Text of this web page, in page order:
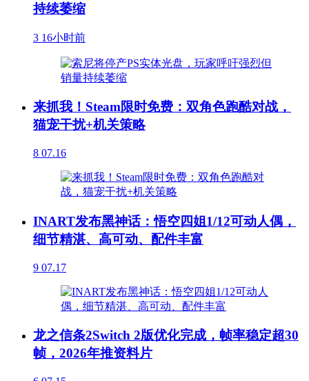
持续萎缩
3 16小时前
来抓我！Steam限时免费：双角色跑酷对战，
猫宠干扰+机关策略
8 07.16
INART发布黑神话：悟空四姐1/12可动人偶，
细节精湛、高可动、配件丰富
9 07.17
龙之信条2Switch 2版优化完成，帧率稳定超30
帧，2026年推资料片